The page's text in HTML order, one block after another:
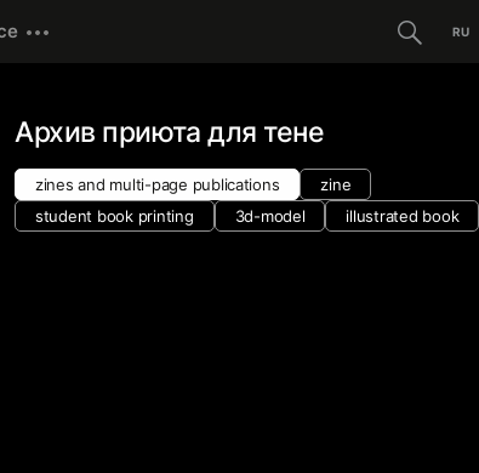
RU
Архив приюта для тене
zines and multi-page publications
zine
student book printing
3d-model illustrated book